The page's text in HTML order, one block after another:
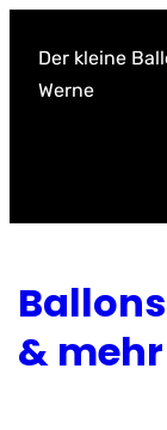
Inhalt
springen
Der kleine
Werne
Ballons
& mehr